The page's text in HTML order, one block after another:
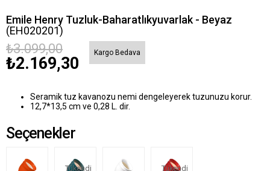
Emile Henry Tuzluk-Baharatlıkyuvarlak - Beyaz
(EH020201)
₺3.099,00
₺2.169,30
Kargo Bedava
Seramik tuz kavanozu nemi dengeleyerek tuzunuzu korur.
12,7*13,5 cm ve 0,28 L. dir.
Seçenekler
Tükendi Tükendi